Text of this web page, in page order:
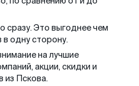
сразу. Это выгоднее чем
одну сторону.
на лучшие
акции, скидки и
из Пскова.